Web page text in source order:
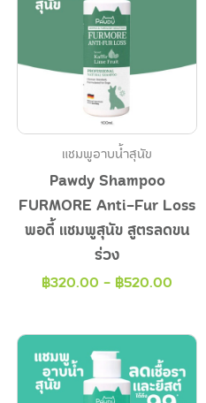
แชมพูอาบน้ำสุนัข
Pawdy Shampoo
FURMORE Anti-Fur Loss
พอดี้ แชมพูสุนัข สูตรลดขน
ร่วง
฿320.00 - ฿520.00